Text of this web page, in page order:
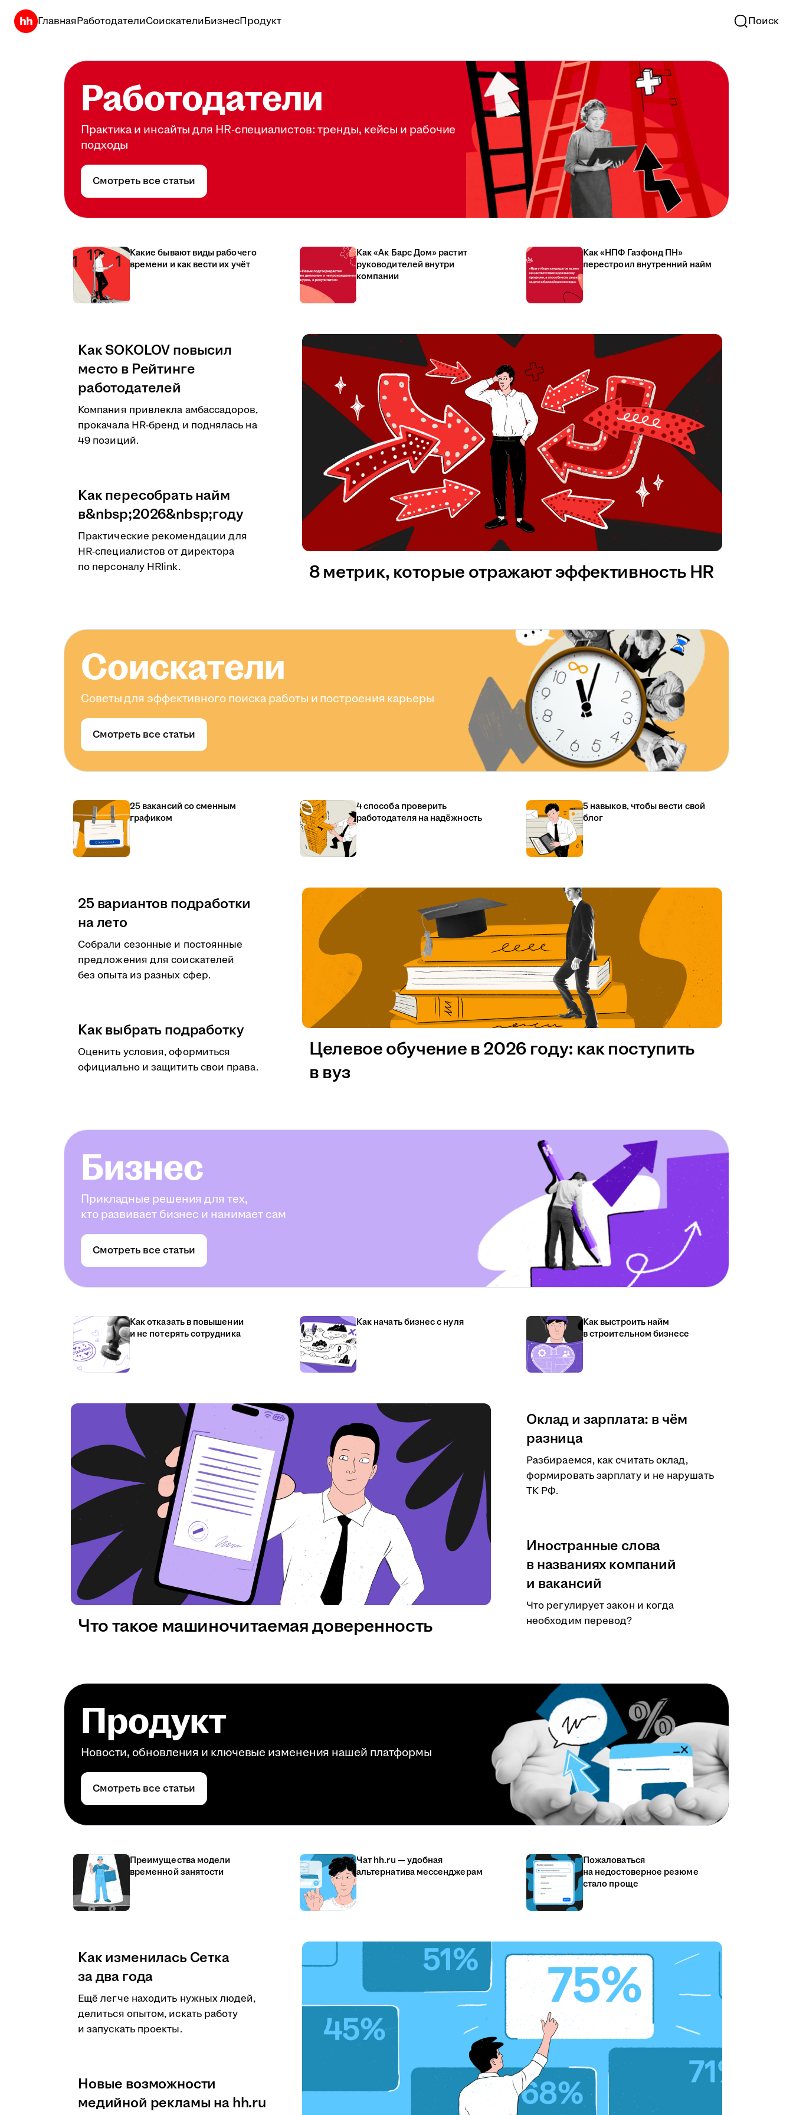
ГлавнаяРаботодателиСоискателиБизнесПродукт Поиск
Работодатели
Практика и инсайты для HR-специалистов: тренды, кейсы и рабочие
подходы
Смотреть все статьи
Какие бывают виды рабочего
времени и как вести их учёт
Как «Ак Барс Дом» растит
руководителей внутри
компании
Как «НПФ Газфонд ПН»
перестроил внутренний найм
Как SOKOLOV повысил
место в Рейтинге
работодателей
Компания привлекла амбассадоров,
прокачала HR-бренд и поднялась на
49 позиций.
Как пересобрать найм
в&nbsp;2026&nbsp;году
Практические рекомендации для
HR-специалистов от директора
по персоналу HRlink.
8 метрик, которые отражают эффективность HR
Соискатели
Советы для эффективного поиска работы и построения карьеры
Смотреть все статьи
25 вакансий со сменным
графиком
4 способа проверить
работодателя на надёжность
5 навыков, чтобы вести свой
блог
25 вариантов подработки
на лето
Собрали сезонные и постоянные
предложения для соискателей
без опыта из разных сфер.
Как выбрать подработку
Оценить условия, оформиться
официально и защитить свои права.
Целевое обучение в 2026 году: как поступить
в вуз
Бизнес
Прикладные решения для тех,
кто развивает бизнес и нанимает сам
Смотреть все статьи
Как отказать в повышении
и не потерять сотрудника
Как начать бизнес с нуля
Как выстроить найм
в строительном бизнесе
Оклад и зарплата: в чём
разница
Разбираемся, как считать оклад,
формировать зарплату и не нарушать
ТК РФ.
Иностранные слова
в названиях компаний
и вакансий
Что регулирует закон и когда
необходим перевод?
Что такое машиночитаемая доверенность
Продукт
Новости, обновления и ключевые изменения нашей платформы
Смотреть все статьи
Преимущества модели
временной занятости
Чат hh.ru — удобная
альтернатива мессенджерам
Пожаловаться
на недостоверное резюме
стало проще
Как изменилась Сетка
за два года
Ещё легче находить нужных людей,
делиться опытом, искать работу
и запускать проекты.
Новые возможности
медийной рекламы на hh.ru